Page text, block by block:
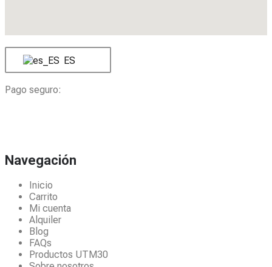
ES
Pago seguro:
Navegación
Inicio
Carrito
Mi cuenta
Alquiler
Blog
FAQs
Productos UTM30